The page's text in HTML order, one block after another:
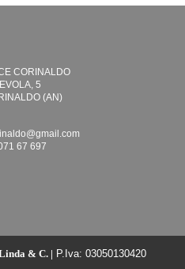
CORINALDO
5
(AN)
67 697
& C. | P.Iva: 03050130420